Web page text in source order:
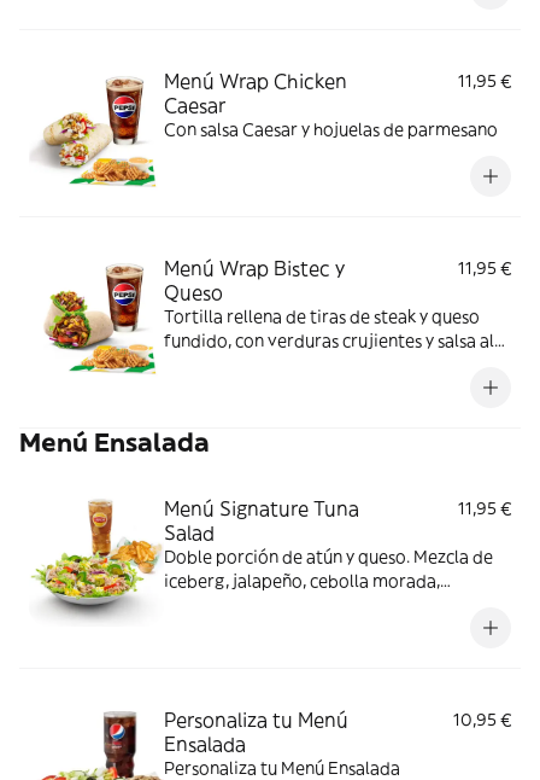
Menú Wrap Chicken
Caesar
11,95 €
Con salsa Caesar y hojuelas de parmesano
Menú Wrap Bistec y
Queso
11,95 €
Tortilla rellena de tiras de steak y queso
fundido, con verduras crujientes y salsa al
Menú Ensalada
Menú Signature Tuna
Salad
11,95 €
Doble porción de atún y queso. Mezcla de
iceberg, jalapeño, cebolla morada,
Personaliza tu Menú
Ensalada
10,95 €
Personaliza tu Menú Ensalada